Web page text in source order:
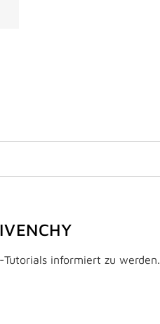
informiert zu werden.